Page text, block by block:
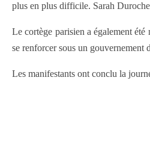
plus en plus difficile. Sarah
Le cortège parisien a également
se renforcer sous un
Les manifestants ont conclu la